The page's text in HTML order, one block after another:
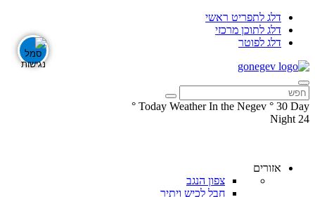
דלג לתפריט ראשי
דלג לתוכן מרכזי
דלג לפוטר
Today Weather In the Negev ° 30 Day
°
24
Night
Facebook
Instagramאזורים
צפון הנגב
חבל לכיש ויתיר